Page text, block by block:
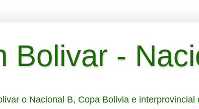
Bolivar -
o Nacional B, Copa Bolivia e interprovincial